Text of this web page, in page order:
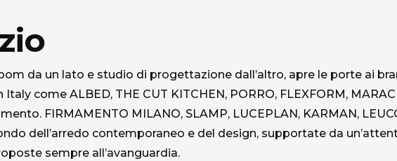
da un lato e studio di progettazione dall’altro, apre le porte ai
come ALBED, THE CUT KITCHEN, PORRO, FLEXFORM, MARAC
FIRMAMENTO MILANO, SLAMP, LUCEPLAN, KARMAN,
dell’arredo contemporaneo e del design, supportate da
sempre all’avanguardia.